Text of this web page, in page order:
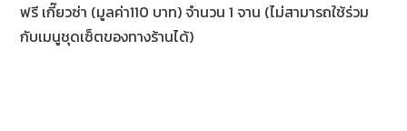
ฟรี เกี๊ยวซ่า (มูลค่า110 บาท) จำนวน 1 จาน (ไม่สามารถใช้ร่วม
กับเมนูชุดเซ็ตของทางร้านได้)